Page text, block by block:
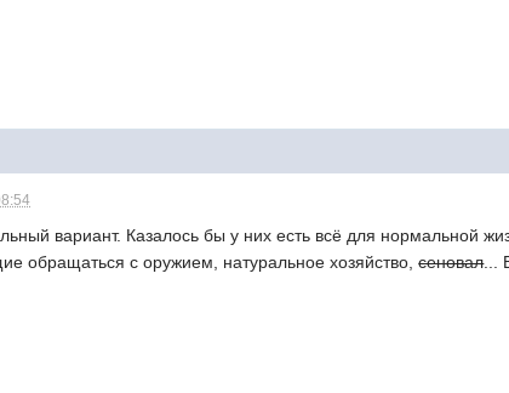
вариант. Казалось бы у них есть всё для нормальной
обращаться с оружием, натуральное хозяйство,сеновал...